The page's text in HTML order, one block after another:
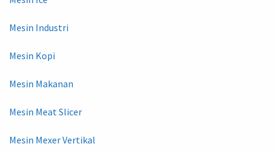
Mesin Industri
Mesin Kopi
Mesin Makanan
Mesin Meat Slicer
Mesin Mexer Vertikal